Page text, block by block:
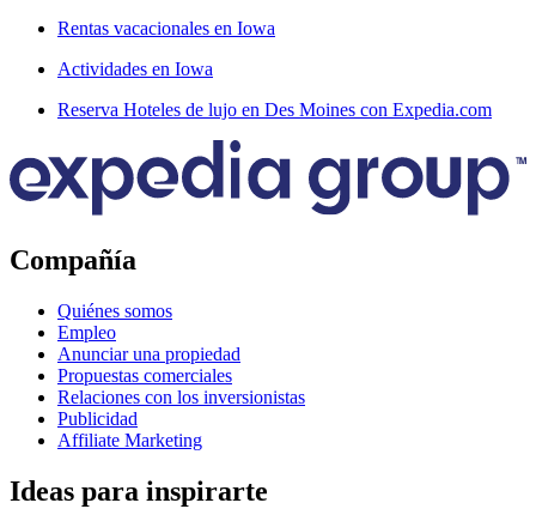
Rentas vacacionales en Iowa
Actividades en Iowa
Reserva Hoteles de lujo en Des Moines con Expedia.com
Compañía
Quiénes somos
Empleo
Anunciar una propiedad
Propuestas comerciales
Relaciones con los inversionistas
Publicidad
Affiliate Marketing
Ideas para inspirarte